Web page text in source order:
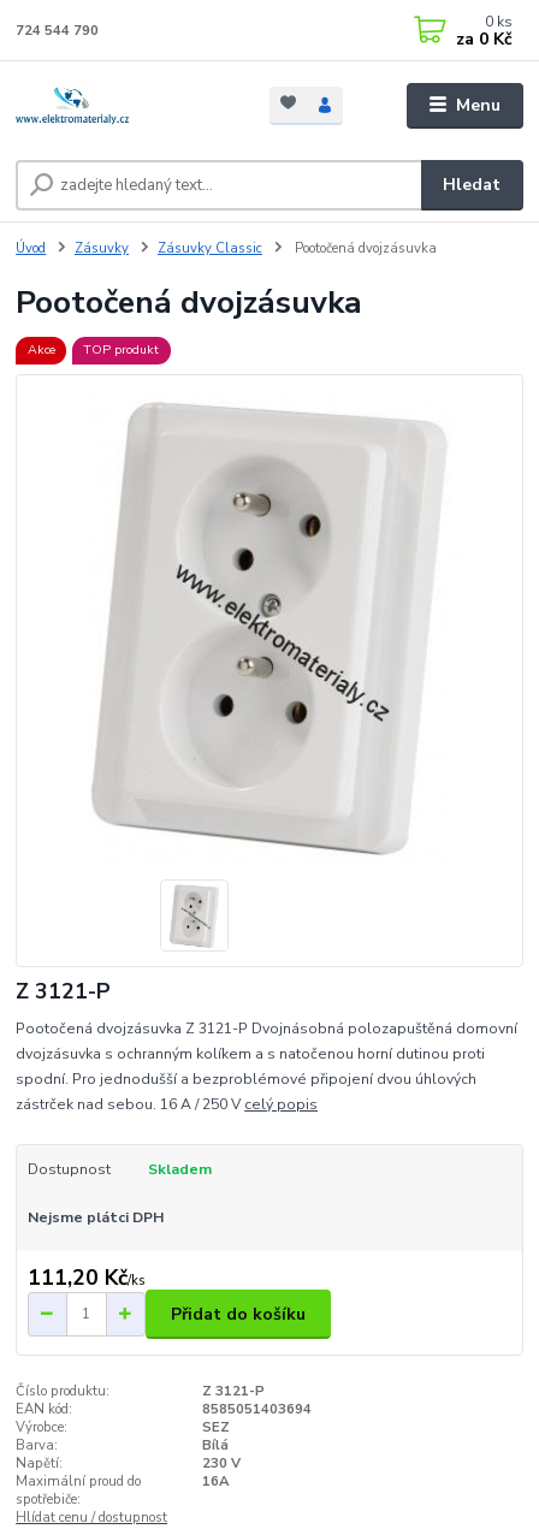
Menu
Hledat
724 544 790 0 ks
za 0 Kč
Úvod Zásuvky Zásuvky Classic Pootočená dvojzásuvka
Pootočená dvojzásuvka
Akce TOP produkt
Z 3121-P
Pootočená dvojzásuvka Z 3121-P Dvojnásobná polozapuštěná domovní
dvojzásuvka s ochranným kolíkem a s natočenou horní dutinou proti
spodní. Pro jednodušší a bezproblémové připojení dvou úhlových
zástrček nad sebou. 16 A / 250 Vcelý popis
Dostupnost Skladem
Nejsme plátci DPH
111,20 Kč/ks
Přidat do košíku
Číslo produktu:
Z 3121-P
EAN kód:
8585051403694
Výrobce:
SEZ
Barva:
Bílá
Napětí:
230 V
Maximální proud do
spotřebiče:
16A
Hlídat cenu / dostupnost